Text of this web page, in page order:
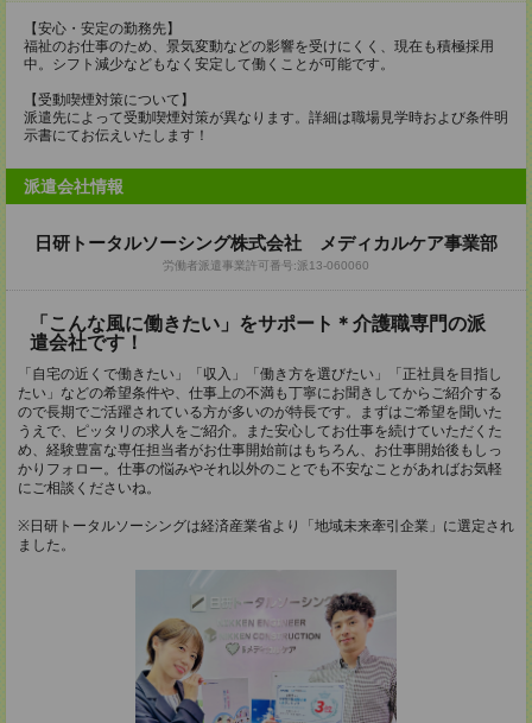
【安心・安定の勤務先】
福祉のお仕事のため、景気変動などの影響を受けにくく、現在も積極採用
中。シフト減少などもなく安定して働くことが可能です。
【受動喫煙対策について】
派遣先によって受動喫煙対策が異なります。詳細は職場見学時および条件明
示書にてお伝えいたします！
派遣会社情報
日研トータルソーシング株式会社 メディカルケア事業部
労働者派遣事業許可番号:派13-060060
「こんな風に働きたい」をサポート＊介護職専門の派
遣会社です！
「自宅の近くで働きたい」「収入」「働き方を選びたい」「正社員を目指し
たい」などの希望条件や、仕事上の不満も丁寧にお聞きしてからご紹介する
ので長期でご活躍されている方が多いのが特長です。まずはご希望を聞いた
うえで、ピッタリの求人をご紹介。また安心してお仕事を続けていただくた
め、経験豊富な専任担当者がお仕事開始前はもちろん、お仕事開始後もしっ
かりフォロー。仕事の悩みやそれ以外のことでも不安なことがあればお気軽
にご相談くださいね。
※日研トータルソーシングは経済産業省より「地域未来牽引企業」に選定され
ました。